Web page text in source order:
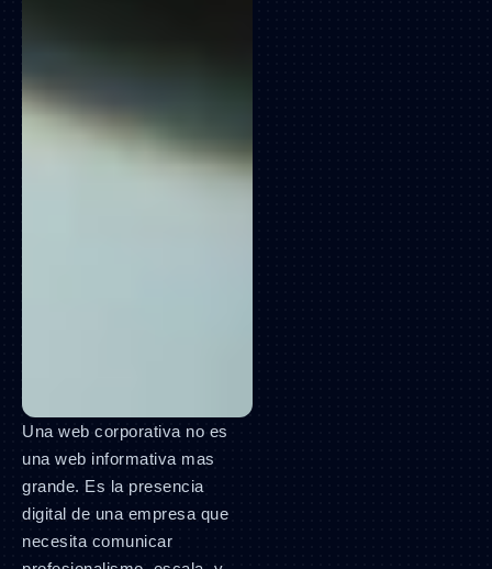
Una web corporativa no es
una web informativa mas
grande. Es la presencia
digital de una empresa que
necesita comunicar